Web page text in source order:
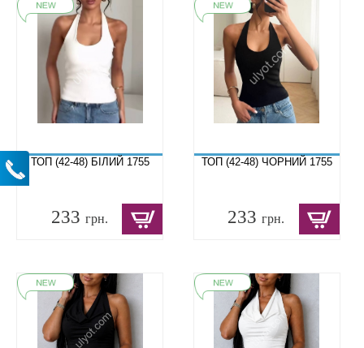
ТОП (42-48) БІЛИЙ 1755
233 грн.
ТОП (42-48) ЧОРНИЙ 1755
233грн.